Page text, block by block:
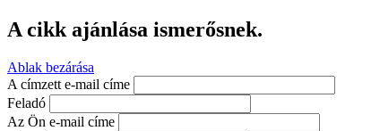
A cikk ajánlása ismerősnek.
Ablak bezárása
A címzett e-mail címe
Feladó
Az Ön e-mail címe